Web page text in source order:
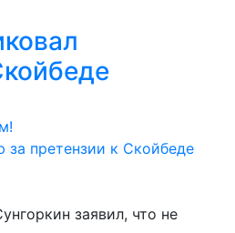
заявил, что не